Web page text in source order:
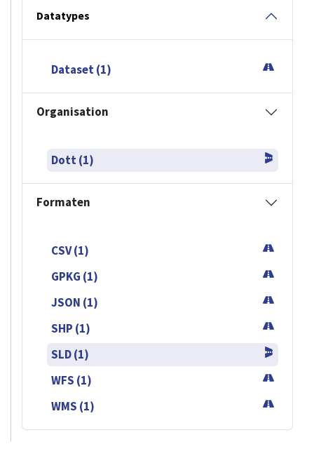
Datatypes
Dataset (1)
Organisation
Dott (1)
Formaten
CSV (1)
GPKG (1)
JSON (1)
SHP (1)
SLD (1)
WFS (1)
WMS (1)